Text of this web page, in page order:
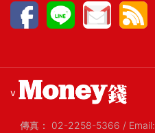
v
傳真： 02-2258-5366 / Email: